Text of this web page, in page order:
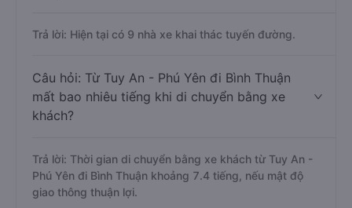
Trả lời: Hiện tại có 9 nhà xe khai thác tuyến đường.
Câu hỏi: Từ Tuy An - Phú Yên đi Bình Thuận
mất bao nhiêu tiếng khi di chuyển bằng xe
khách?
Trả lời: Thời gian di chuyển bằng xe khách từ Tuy An -
Phú Yên đi Bình Thuận khoảng 7.4 tiếng, nếu mật độ
giao thông thuận lợi.